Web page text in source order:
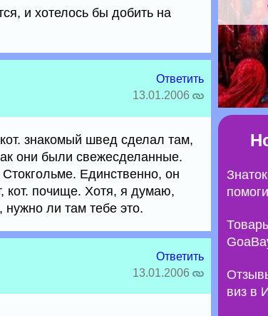
и хотелось бы добить на
Ответить
13.01.2006
знакомый швед сделал там,
они были свежесделанные.
Единственно, он
кот. почище. Хотя, я думаю,
ли там тебе это.
Ответить
13.01.2006
виз в